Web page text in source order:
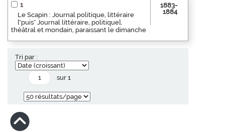
1
Le Scapin : Journal politique, littéraire
["puis" Journal littéraire, politique],
théâtral et mondain, paraissant le dimanche
1883-
1884
Tri par :
sur 1